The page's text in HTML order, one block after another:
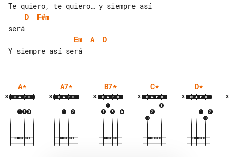
D
F#m
Em
A
D
A*
3
A7*
3
B7*
3
C*
3
D*
3 3